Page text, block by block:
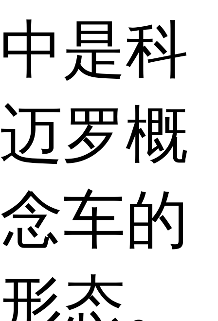
中是科
迈罗概
念车的
形态。